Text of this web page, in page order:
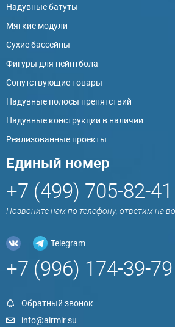
Надувные батуты
Мягкие модули
Сухие бассейны
Фигуры для пейнтбола
Сопутствующие товары
Надувные полосы препятствий
Надувные конструкции в наличии
Реализованные проекты
Единый номер
+7 (499) 705-82-41
Позвоните нам по телефону, ответим на
Telegram
+7 (996) 174-39-79
Обратный звонок
info@airmir.su